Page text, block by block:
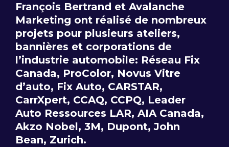
François Bertrand et Avalanche
Marketing ont réalisé de nombreux
projets pour plusieurs ateliers,
bannières et corporations de
l’industrie automobile: Réseau Fix
Canada, ProColor, Novus Vitre
d’auto, Fix Auto, CARSTAR,
CarrXpert, CCAQ, CCPQ, Leader
Auto Ressources LAR, AIA Canada,
Akzo Nobel, 3M, Dupont, John
Bean, Zurich.